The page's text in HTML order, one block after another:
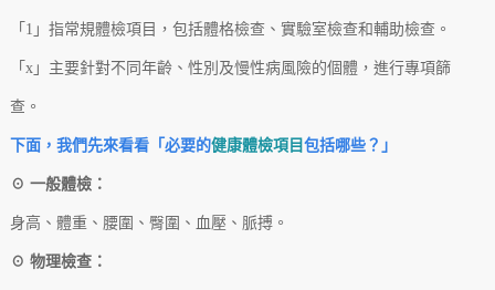
「1」指常規體檢項目，包括體格檢查、實驗室檢查和輔助檢查。
「x」主要針對不同年齡、性別及慢性病風險的個體，進行專項篩
查。
下面，我們先來看看「必要的健康體檢項目 包括哪些？」
☉ 一般體檢：
身高、體重、腰圍、臀圍、血壓、脈搏。
☉ 物理檢查：